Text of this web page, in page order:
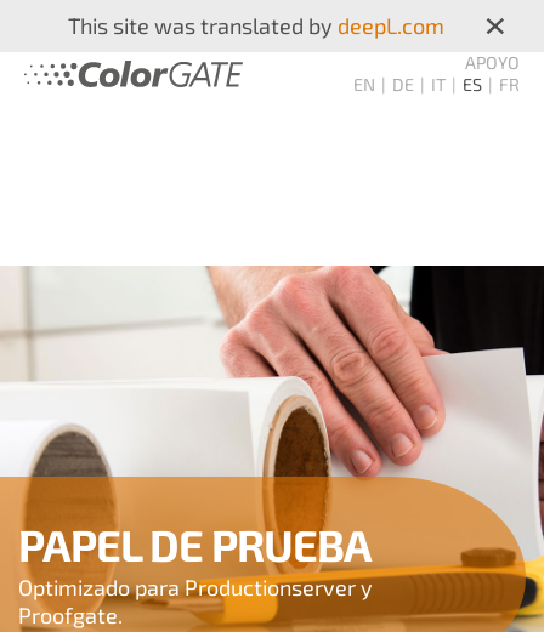
This site was translated by deepL.com ×
APOYO
EN
DE IT ES FR
PAPEL DE PRUEBA
Optimizado para Productionserver y
Proofgate.